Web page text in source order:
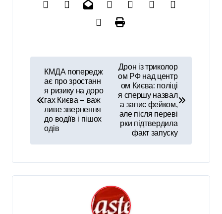
в
а
ц
і
КМДА попередж
ає про зростанн
я ризику на доро
гах Києва — важ
ливе звернення
до водіїв і пішох
одів
Дрон із триколор
ом РФ над центр
ом Києва: поліці
я спершу назвал
а запис фейком,
але після переві
рки підтвердила
факт запуску